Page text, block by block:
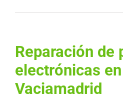
Reparación de
electrónicas
Vaciamadrid